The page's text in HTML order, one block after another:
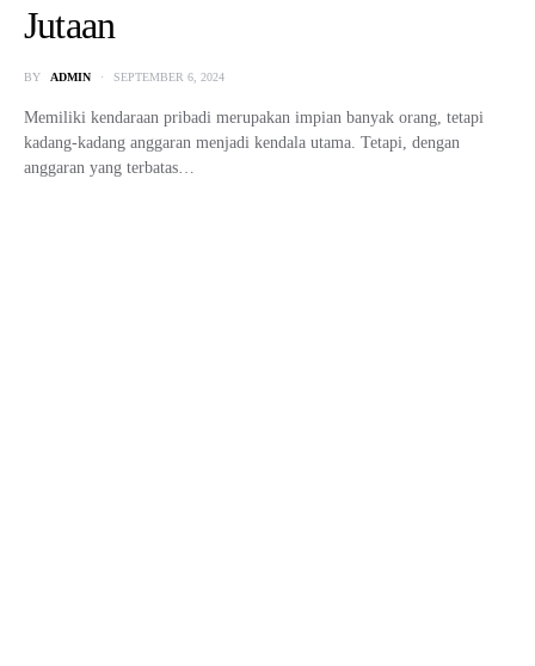
Jutaan
BY ADMIN SEPTEMBER 6, 2024
Memiliki kendaraan pribadi merupakan impian banyak orang, tetapi
kadang-kadang anggaran menjadi kendala utama. Tetapi, dengan
anggaran yang terbatas…